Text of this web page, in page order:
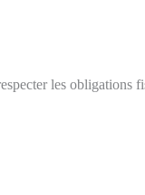
les obligations